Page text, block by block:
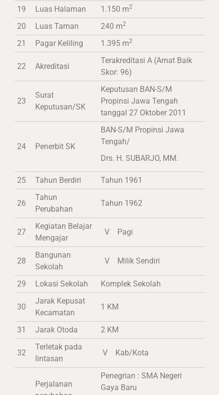
19 Luas Halaman 1.150 m2
20 Luas Taman 240 m2
21 Pagar Keliling 1.395 m2
22 Akreditasi
Terakreditasi A (Amat Baik
Skor: 96)
23
Surat
Keputusan/SK
Keputusan BAN-S/M
Propinsi Jawa Tengah
tanggal 27 Oktober 2011
24 Penerbit SK
BAN-S/M Propinsi Jawa
Tengah/
Drs. H. SUBARJO, MM.
25 Tahun Berdiri Tahun 1961
26
Tahun
Perubahan
Tahun 1962
27
Kegiatan Belajar
Mengajar
V Pagi
28
Bangunan
Sekolah
V Milik Sendiri
29 Lokasi Sekolah Komplek Sekolah
30
Jarak Kepusat
Kecamatan
1 KM
31 Jarak Otoda 2 KM
32
Terletak pada
lintasan
V Kab/Kota
Perjalanan
Penegrian : SMA Negeri
Gaya Baru